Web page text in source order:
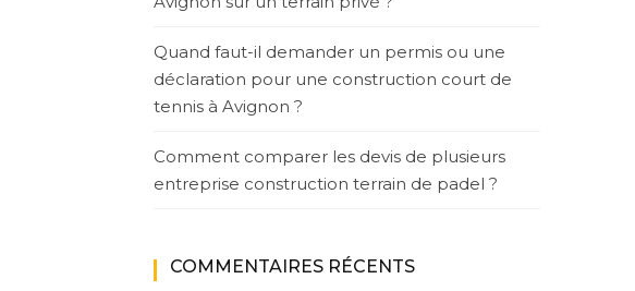
Quand faut-il demander un permis ou une
déclaration pour une construction court de
tennis à Avignon ?
Comment comparer les devis de plusieurs
entreprise construction terrain de padel ?
COMMENTAIRES RÉCENTS